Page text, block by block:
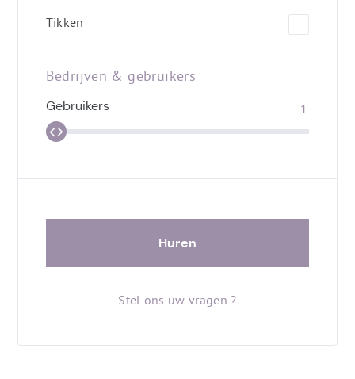
Tikken
Bedrijven & gebruikers
Gebruikers
Huren
Stel ons uw vragen ?